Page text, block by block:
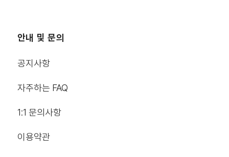
안내 및 문의
공지사항
자주하는 FAQ
1:1 문의사항
이용약관